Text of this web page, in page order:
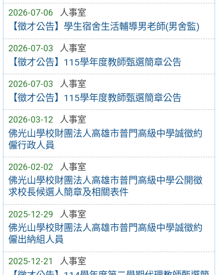
2026-07-06 人事室
【徵才公告】學生宿舍生活輔導男老師(男舍監)
2026-07-03 人事室
【徵才公告】115學年度教師甄選簡章公告
2026-07-03 人事室
【徵才公告】115學年度教師甄選簡章公告
2026-03-12 人事室
佛光山學校財團法人高雄市普門高級中學誠徵約
僱行政人員
2026-02-02 人事室
佛光山學校財團法人高雄市普門高級中學公開徵
求校長候選人簡章及相關表件
2025-12-29 人事室
佛光山學校財團法人高雄市普門高級中學誠徵約
僱出納組人員
2025-12-21 人事室